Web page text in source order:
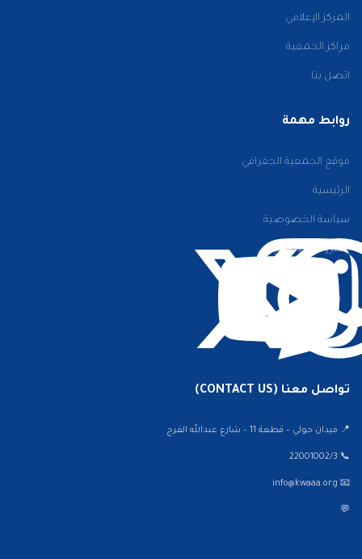
المركز الإعلامي
مراكز الجمعية
اتصل بنا
روابط مهمة
موقع الجمعية الجغرافي
الرئيسية
سياسة الخصوصية
الشروط والأحكام
تواصل معنا (CONTACT US)
📍 ميدان حولي – قطعة 11 – شارع عبدالله الفرج
📞 22001002/3
📧 info@kwaaa.org
💬